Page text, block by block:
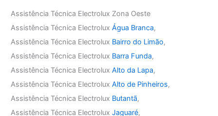
Assistência Técnica Electrolux Zona Oeste
Assistência Técnica ElectroluxÁgua Branca,
Assistência Técnica Electrolux Bairro do Limão,
Assistência Técnica Electrolux Barra Funda,
Assistência Técnica ElectroluxAlto da Lapa,
Assistência Técnica ElectroluxAlto de Pinheiros,
Assistência Técnica Electrolux Butantã,
Assistência Técnica ElectroluxJaguaré,